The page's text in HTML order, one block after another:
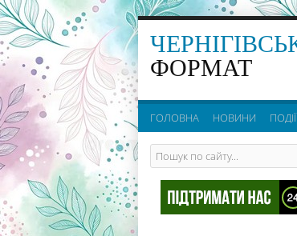
ФОРМАТ
ГОЛОВНА НОВИНИ ПОДІЇ